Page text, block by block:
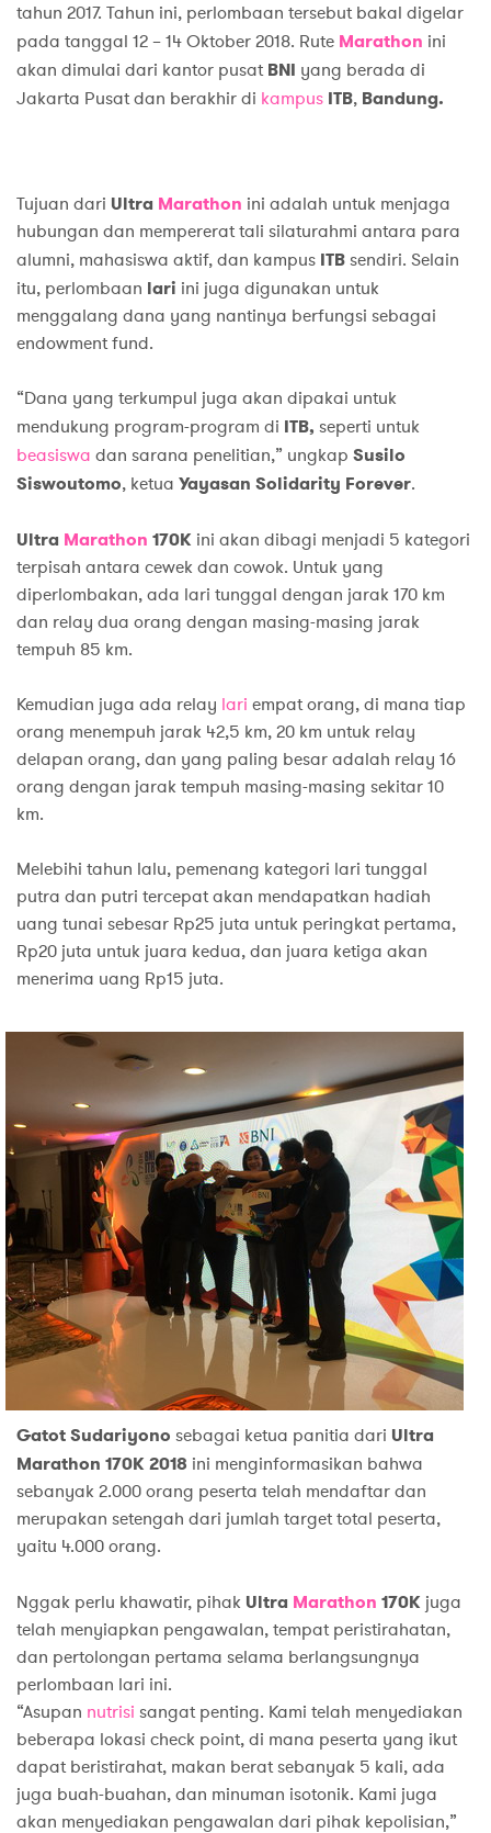
tahun 2017. Tahun ini, perlombaan tersebut bakal digelar
pada tanggal 12 – 14 Oktober 2018. Rute Marathon ini
akan dimulai dari kantor pusatBNI yang berada di
Jakarta Pusat dan berakhir di kampus ITB, Bandung.
Tujuan dari Ultra Marathon ini adalah untuk menjaga
hubungan dan mempererat tali silaturahmi antara para
alumni, mahasiswa aktif, dan kampus ITBsendiri. Selain
itu, perlombaan lari ini juga digunakan untuk
menggalang dana yang nantinya berfungsi sebagai
endowment fund.
“Dana yang terkumpul juga akan dipakai untuk
mendukung program-program di ITB, seperti untuk
beasiswa dan sarana penelitian,” ungkap Susilo
Siswoutomo, ketua Yayasan Solidarity Forever.
Ultra Marathon 170K ini akan dibagi menjadi 5 kategori
terpisah antara cewek dan cowok. Untuk yang
diperlombakan, ada lari tunggal dengan jarak 170 km
dan relay dua orang dengan masing-masing jarak
tempuh 85 km.
Kemudian juga ada relay lari empat orang, di mana tiap
orang menempuh jarak 42,5 km, 20 km untuk relay
delapan orang, dan yang paling besar adalah relay 16
orang dengan jarak tempuh masing-masing sekitar 10
km.
Melebihi tahun lalu, pemenang kategori lari tunggal
putra dan putri tercepat akan mendapatkan hadiah
uang tunai sebesar Rp25 juta untuk peringkat pertama,
Rp20 juta untuk juara kedua, dan juara ketiga akan
menerima uang Rp15 juta.
Gatot Sudariyono sebagai ketua panitia dari Ultra
Marathon 170K 2018 ini menginformasikan bahwa
sebanyak 2.000 orang peserta telah mendaftar dan
merupakan setengah dari jumlah target total peserta,
yaitu 4.000 orang.
Nggak perlu khawatir, pihak Ultra Marathon 170K juga
telah menyiapkan pengawalan, tempat peristirahatan,
dan pertolongan pertama selama berlangsungnya
perlombaan lari ini.
“Asupan nutrisi sangat penting. Kami telah menyediakan
beberapa lokasi check point, di mana peserta yang ikut
dapat beristirahat, makan berat sebanyak 5 kali, ada
juga buah-buahan, dan minuman isotonik. Kami juga
akan menyediakan pengawalan dari pihak kepolisian,”